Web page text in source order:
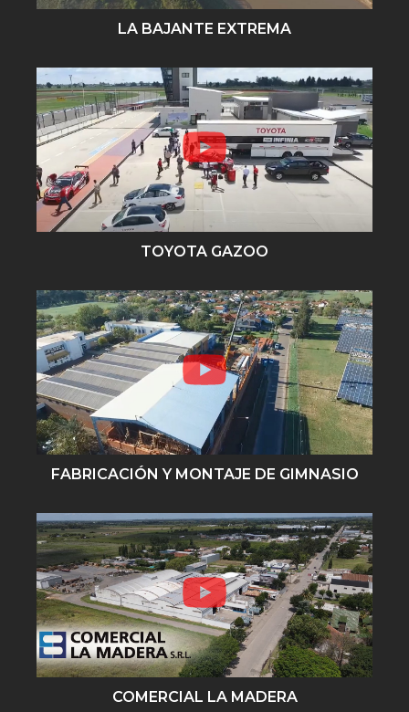
LA BAJANTE EXTREMA
TOYOTA GAZOO
FABRICACIÓN Y MONTAJE DE GIMNASIO
COMERCIAL LA MADERA